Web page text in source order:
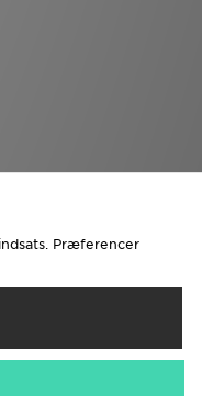
Præferencer